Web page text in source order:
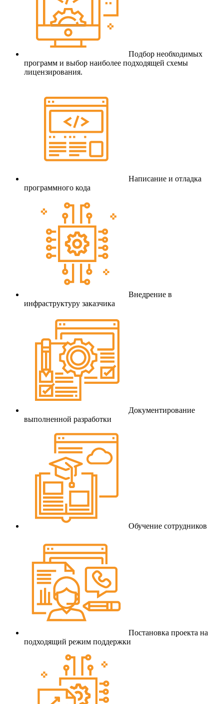
Подбор необходимых
программ и выбор наиболее подходящей схемы
лицензирования.
Написание и отладка
программного кода
Внедрение в
инфраструктуру заказчика
Документирование
выполненной разработки
Обучение сотрудников
Постановка проекта на
подходящий режим поддержки